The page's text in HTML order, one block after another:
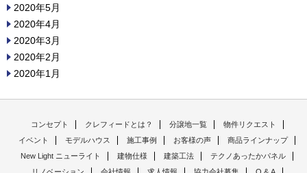
2020年5月
2020年4月
2020年3月
2020年2月
2020年1月
コンセプト クレフィードとは？ 分譲地一覧
物件リクエスト
イベント
モデルハウス 施工事例 お客様の声
商品ラインナップ
New Light ニューライト
建物仕様 建築工法
テクノあったかパネル